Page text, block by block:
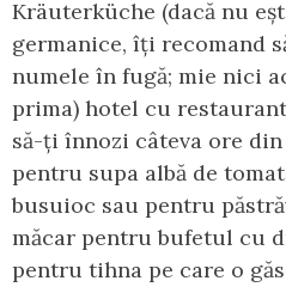
Kräuterküche (dacă nu
germanice, îți recomand
numele în fugă; mie nici
prima) hotel cu
să-ți înnozi câteva ore
pentru supa albă de
busuioc sau pentru
măcar pentru bufetul cu
pentru tihna pe care o